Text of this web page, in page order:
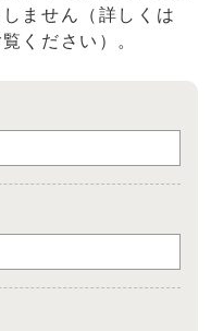
ません（詳しくは
覧ください）。